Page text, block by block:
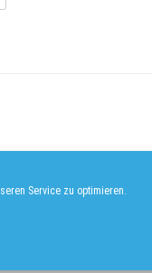
Service zu optimieren.